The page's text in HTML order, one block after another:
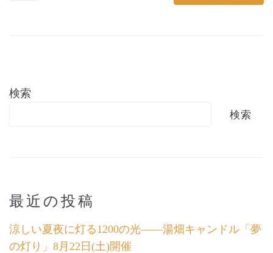
検索
検索
最近の投稿
涼しい夏夜に灯る1200の光――湯畑キャンドル「夢
の灯り」8月22日(土)開催